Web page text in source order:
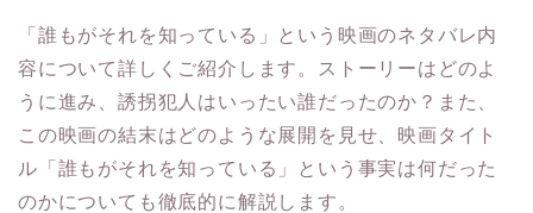
「誰もがそれを知っている」という映画のネタバレ内
容について詳しくご紹介します。ストーリーはどのよ
うに進み、誘拐犯人はいったい誰だったのか？また、
この映画の結末はどのような展開を見せ、映画タイト
ル「誰もがそれを知っている」という事実は何だった
のかについても徹底的に解説します。